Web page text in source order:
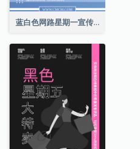
蓝白色网路星期一宣传单张